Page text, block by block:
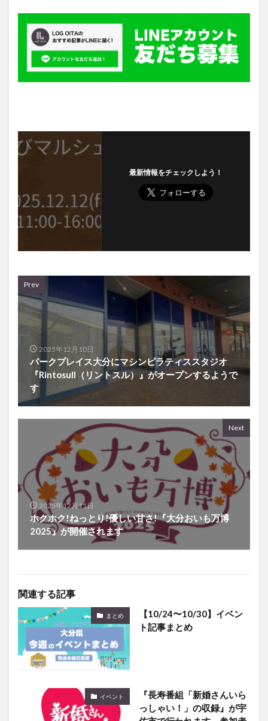
最新情報をチェックしよう！
Prev
2025年12月10日
パークプレイス大分にマシンピラティススタジオ
『Rintosull（リントスル）』がオープンするようで
す
Next
2025年12月11日
ホクホク!ねっとり!優しい甘さ!『大分おいも万博
2025』が開催されます
関連する記事
まとめ
【10/24〜10/30】イベン
ト記事まとめ
イベント
『長寿番組「新婚さんいら
っしゃい！」の収録』が宇